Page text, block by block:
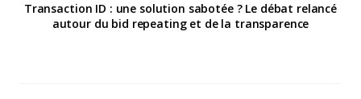
Transaction ID : une solution sabotée ? Le débat relancé
autour du bid repeating et de la transparence